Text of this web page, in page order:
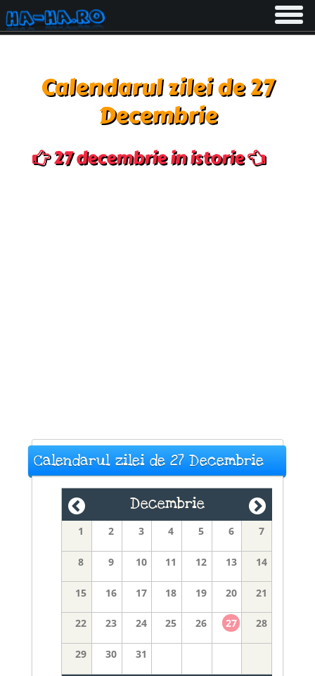
Toggle
Calendarul zilei de 27
Decembrie
27 decembrie in istorie
Calendarul zilei de 27 Decembrie
Decembrie
1 2 3 4 5 6 7
8 9 10 11 12 13 14
15 16 17 18 19 20 21
22 23 24 25 26 27 28
29 30 31